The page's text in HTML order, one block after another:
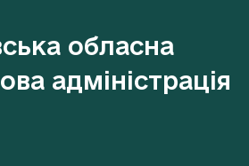
обласна
адміністрація